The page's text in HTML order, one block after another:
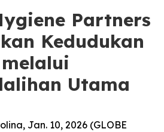
Partners
Kedudukan
Utama
Jan. 10, 2026 (GLOBE